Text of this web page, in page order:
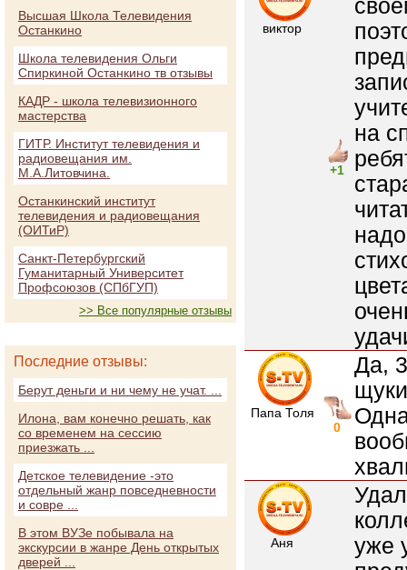
виктор
+1
на
Папа Толя
0
Да,
Аня
уже
Высшая Школа Телевидения
Останкино
Школа телевидения Ольги
Спиркиной Останкино тв отзывы
КАДР - школа телевизионного
мастерства
ГИТР. Институт телевидения и
радиовещания им.
М.А.Литовчина.
Останкинский институт
телевидения и радиовещания
(ОИТиР)
Санкт-Петербургский
Гуманитарный Университет
Профсоюзов (СПбГУП)
>> Все популярные отзывы
Последние отзывы:
Берут деньги и ни чему не учат. ...
Илона, вам конечно решать, как
со временем на сессию
приезжать ...
Детское телевидение -это
отдельный жанр повседневности
и совре ...
В этом ВУЗе побывала на
экскурсии в жанре День открытых
дверей ...